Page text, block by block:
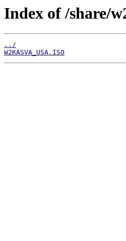
Index of /share/
../
W2KASVA_USA.ISO